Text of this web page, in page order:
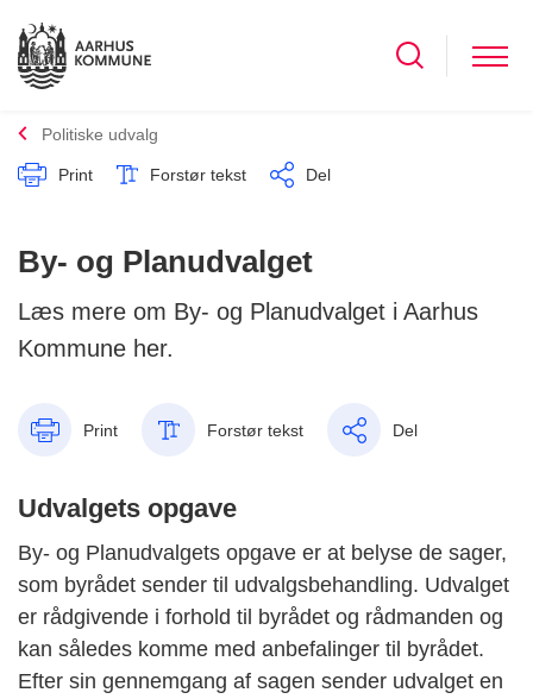
Politiske udvalg
Print Forstør tekst Del
By- og Planudvalget
Læs mere om By- og Planudvalget i Aarhus
Kommune her.
Print Forstør tekst Del
Udvalgets opgave
By- og Planudvalgets opgave er at belyse de sager,
som byrådet sender til udvalgsbehandling. Udvalget
er rådgivende i forhold til byrådet og rådmanden og
kan således komme med anbefalinger til byrådet.
Efter sin gennemgang af sagen sender udvalget en